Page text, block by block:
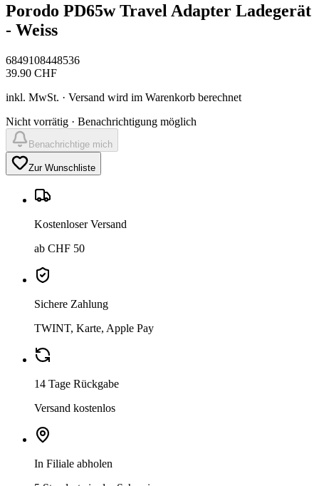
Porodo PD65w Travel Adapter Ladegerät
- Weiss
6849108448536
39.90 CHF
inkl. MwSt. · Versand wird im Warenkorb berechnet
Nicht vorrätig · Benachrichtigung möglich
Benachrichtige mich
Zur Wunschliste
Kostenloser Versand
ab CHF 50
Sichere Zahlung
TWINT, Karte, Apple Pay
14 Tage Rückgabe
Versand kostenlos
In Filiale abholen